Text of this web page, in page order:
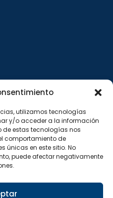
utilizamos tecnologías
y/o acceder a la información
de estas tecnologías nos
comportamiento de
únicas en este sitio. No
puede afectar negativamente